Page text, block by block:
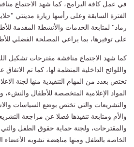
في عمل كافة البرامج، كما شهد الاجتماع
الفترة السابقة وعلى رأسها زيارة مدينتي
رماد" لمتابعة الخدمات والأنشطة المقدمة
على توفيرها، بما يراعي المصلحة الفضلي
كما شهد الاجتماع مناقشة مقترحات تشكيل
واللوائح الداخلية المنظمة لها، كما تم
تختص بعدد من المهام التنفيذية منها لجنة
المواد الإعلامية المتخصصة للأطفال والنشء،
والتشريعات والتي تختص بوضع السياسات
والأم ومتابعة تنفيذها فضلا عن مراجعة
والمقترحات، ولجنة حماية حقوق الطفل
الخاصة بالطفل ومنها مناهضة تشويه الأعضاء